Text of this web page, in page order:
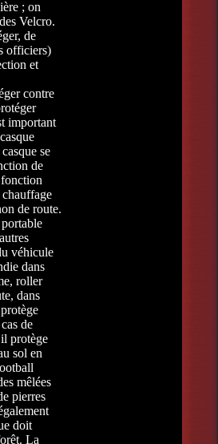
; on
Velcro.
de
officiers)
et
contre
important
se
de
de route.
véhicule
dans
roller
dans
de
protège
sol en
mêlées
pierres
doit
La